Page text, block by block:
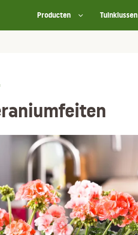
Producten Tuinklussen